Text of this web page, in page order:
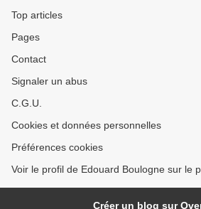
Top articles
Pages
Contact
Signaler un abus
C.G.U.
Cookies et données personnelles
Préférences cookies
Voir le profil de Edouard Boulogne sur le
Créer un blog sur